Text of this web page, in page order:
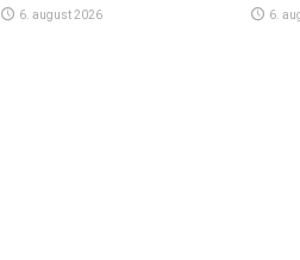
6. august 2026 6.